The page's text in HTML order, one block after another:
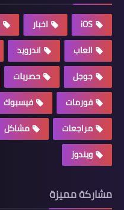
iOS اخبار
العاب
اندرويد
جوجل
حصريات
فورمات
فيسبوك
مراجعات
مشاكل
ويندوز
مشاركة مميزة